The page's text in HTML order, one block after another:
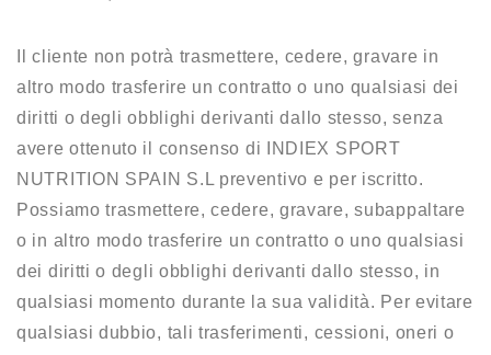
Il cliente non potrà trasmettere, cedere, gravare in
altro modo trasferire un contratto o uno qualsiasi dei
diritti o degli obblighi derivanti dallo stesso, senza
avere ottenuto il consenso di INDIEX SPORT
NUTRITION SPAIN S.L preventivo e per iscritto.
Possiamo trasmettere, cedere, gravare, subappaltare
o in altro modo trasferire un contratto o uno qualsiasi
dei diritti o degli obblighi derivanti dallo stesso, in
qualsiasi momento durante la sua validità. Per evitare
qualsiasi dubbio, tali trasferimenti, cessioni, oneri o